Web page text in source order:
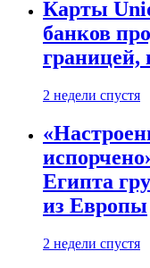
Карты
банков
границей,
2 недели спустя
Египта
из Европы
2 недели спустя